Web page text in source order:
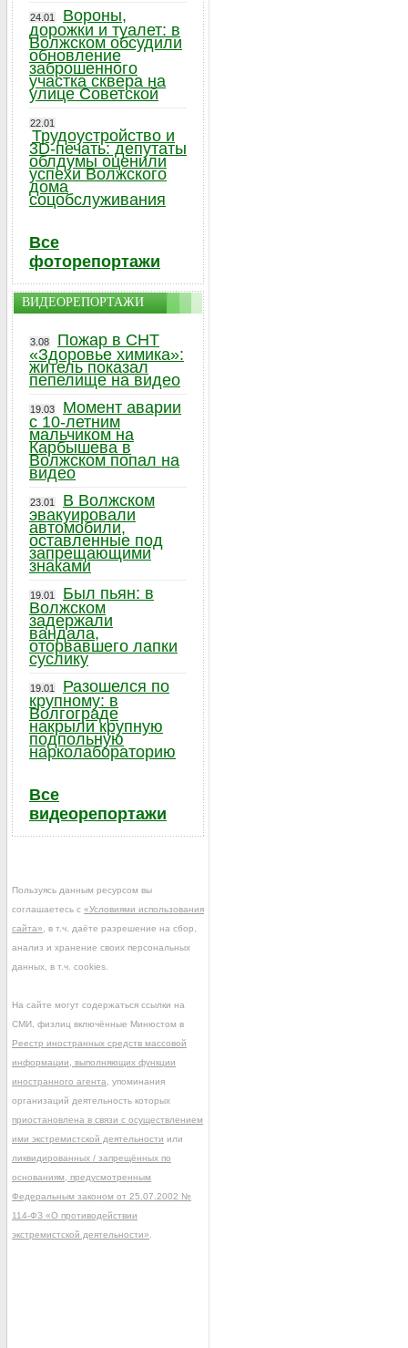
24.01
Вороны,
дорожки и туалет: в
Волжском обсудили
обновление
заброшенного
участка сквера на
улице Советской
22.01
Трудоустройство и
3D-печать: депутаты
облдумы оценили
успехи Волжского
дома
соцобслуживания
Все
фоторепортажи
ВИДЕОРЕПОРТАЖИ
3.08
Пожар в СНТ
«Здоровье химика»:
житель показал
пепелище на видео
19.03
Момент аварии
с 10-летним
мальчиком на
Карбышева в
Волжском попал на
видео
23.01
В Волжском
эвакуировали
автомобили,
оставленные под
запрещающими
знаками
19.01
Был пьян: в
Волжском
задержали
вандала,
оторвавшего лапки
суслику
19.01
Разошелся по
крупному: в
Волгограде
накрыли крупную
подпольную
нарколабораторию
Все
видеорепортажи
Пользуясь данным ресурсом вы
соглашаетесь с «Условиями использования
сайта» , в т.ч. даёте разрешение на сбор,
анализ и хранение своих персональных
данных, в т.ч. cookies.
На сайте могут содержаться ссылки на
СМИ, физлиц включённые Минюстом в
Реестр иностранных средств массовой
информации, выполняющих функции
иностранного агента , упоминания
организаций деятельность которых
приостановлена в связи с осуществлением
ими экстремистской деятельности или
ликвидированных / запрещённых по
основаниям, предусмотренным
Федеральным законом от 25.07.2002 №
114-ФЗ «О противодействии
экстремистской деятельности»